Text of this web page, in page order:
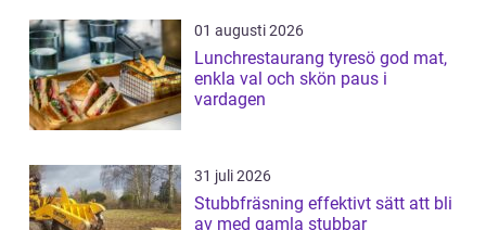
01 augusti 2026
Lunchrestaurang tyresö god mat,
enkla val och skön paus i
vardagen
31 juli 2026
Stubbfräsning effektivt sätt att bli
av med gamla stubbar